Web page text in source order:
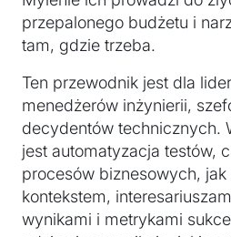
przepalonego budżetu i
tam, gdzie trzeba.
Ten przewodnik jest dla
menedżerów inżynierii,
decydentów technicznych.
jest automatyzacja testów,
procesów biznesowych, jak
kontekstem,
wynikami i metrykami